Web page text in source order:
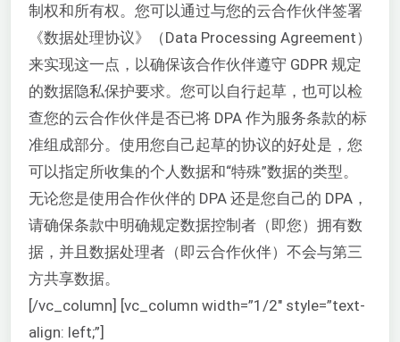
制权和所有权。您可以通过与您的云合作伙伴签署
《数据处理协议》（Data Processing Agreement）
来实现这一点，以确保该合作伙伴遵守 GDPR 规定
的数据隐私保护要求。您可以自行起草，也可以检
查您的云合作伙伴是否已将 DPA 作为服务条款的标
准组成部分。使用您自己起草的协议的好处是，您
可以指定所收集的个人数据和“特殊”数据的类型。
无论您是使用合作伙伴的 DPA 还是您自己的 DPA，
请确保条款中明确规定数据控制者（即您）拥有数
据，并且数据处理者（即云合作伙伴）不会与第三
方共享数据。
[/vc_column] [vc_column width=”1/2″ style=”text-
align: left;”]